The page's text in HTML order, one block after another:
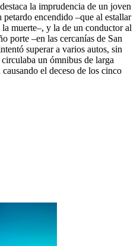
la imprudencia de un joven
encendido –que al estallar
muerte–, y la de un conductor al
porte –en las cercanías de San
superar a varios autos, sin
un ómnibus de larga
el deceso de los cinco